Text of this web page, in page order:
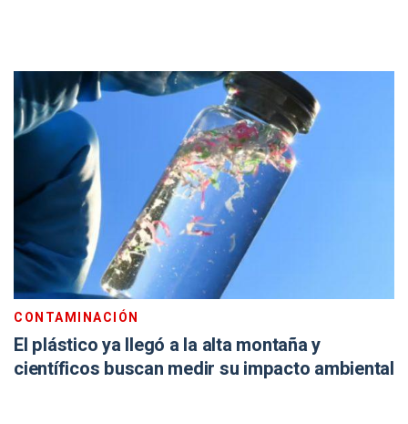
CONTAMINACIÓN
El plástico ya llegó a la alta montaña y
científicos buscan medir su impacto ambiental